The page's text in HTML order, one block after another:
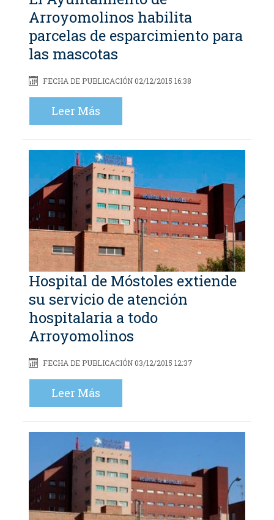
Arroyomolinos habilita
parcelas de esparcimiento para
las mascotas
FECHA DE PUBLICACIÓN 02/12/2015 16:38
Leer Más
Hospital de Móstoles extiende
su servicio de atención
hospitalaria a todo
Arroyomolinos
FECHA DE PUBLICACIÓN 03/12/2015 12:37
Leer Más